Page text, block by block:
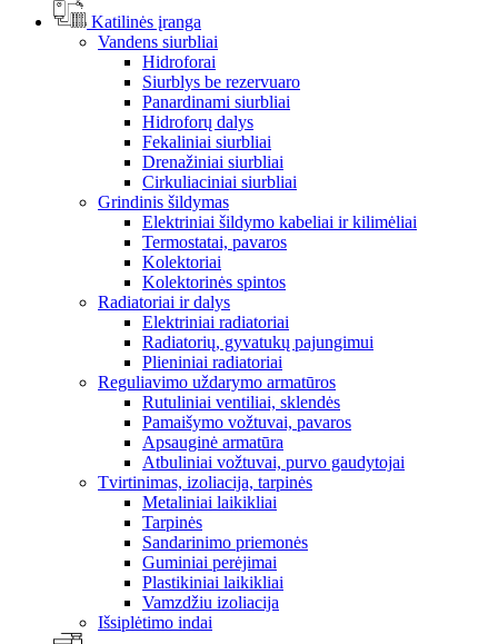
Katilinės įranga
Vandens siurbliai
Hidroforai
Siurblys be rezervuaro
Panardinami siurbliai
Hidroforų dalys
Fekaliniai siurbliai
Drenažiniai siurbliai
Cirkuliaciniai siurbliai
Grindinis šildymas
Elektriniai šildymo kabeliai ir kilimėliai
Termostatai, pavaros
Kolektoriai
Kolektorinės spintos
Radiatoriai ir dalys
Elektriniai radiatoriai
Radiatorių, gyvatukų pajungimui
Plieniniai radiatoriai
Reguliavimo uždarymo armatūros
Rutuliniai ventiliai, sklendės
Pamaišymo vožtuvai, pavaros
Apsauginė armatūra
Atbuliniai vožtuvai, purvo gaudytojai
Tvirtinimas, izoliacija, tarpinės
Metaliniai laikikliai
Tarpinės
Sandarinimo priemonės
Guminiai perėjimai
Plastikiniai laikikliai
Vamzdžiu izoliacija
Išsiplėtimo indai